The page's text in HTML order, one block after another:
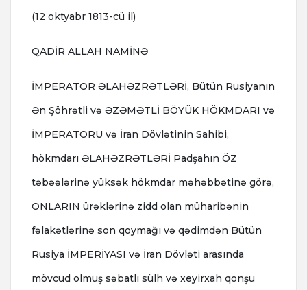
(12 oktyabr 1813-cü il)
QADİR ALLAH NAMİNƏ
İMPERATOR ƏLAHƏZRƏTLƏRİ, Bütün Rusiyanın
Ən Şöhrətli və ƏZƏMƏTLİ BÖYÜK HÖKMDARI və
İMPERATORU və İran Dövlətinin Sahibi,
hökmdarı ƏLAHƏZRƏTLƏRİ Padşahın ÖZ
təbəələrinə yüksək hökmdar məhəbbətinə görə,
ONLARIN ürəklərinə zidd olan müharibənin
fəlakətlərinə son qoymağı və qədimdən Bütün
Rusiya İMPERİYASI və İran Dövləti arasında
mövcud olmuş səbatlı sülh və xeyirxah qonşu